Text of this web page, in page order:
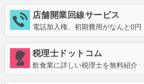
店舗開業回線サービス
電話加入権、初期費用がなんと0円
税理士ドットコム
飲食業に詳しい税理士を無料紹介